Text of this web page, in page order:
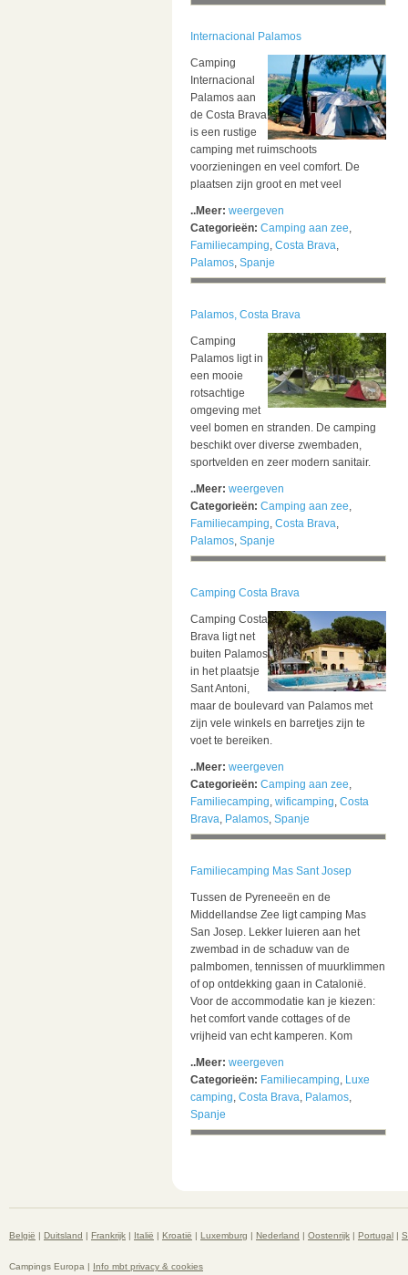
Internacional Palamos
Camping
Internacional
Palamos aan
de Costa Brava
is een rustige
camping met ruimschoots
voorzieningen en veel comfort. De
plaatsen zijn groot en met veel
..Meer: weergeven
Categorieën: Camping aan zee,
Familiecamping, Costa Brava,
Palamos, Spanje
Palamos, Costa Brava
Camping
Palamos ligt in
een mooie
rotsachtige
omgeving met
veel bomen en stranden. De camping
beschikt over diverse zwembaden,
sportvelden en zeer modern sanitair.
..Meer: weergeven
Categorieën: Camping aan zee,
Familiecamping, Costa Brava,
Palamos, Spanje
Camping Costa Brava
Camping Costa
Brava ligt net
buiten Palamos
in het plaatsje
Sant Antoni,
maar de boulevard van Palamos met
zijn vele winkels en barretjes zijn te
voet te bereiken.
..Meer: weergeven
Categorieën: Camping aan zee,
Familiecamping, wificamping, Costa
Brava, Palamos, Spanje
Familiecamping Mas Sant Josep
Tussen de Pyreneeën en de
Middellandse Zee ligt camping Mas
San Josep. Lekker luieren aan het
zwembad in de schaduw van de
palmbomen, tennissen of muurklimmen
of op ontdekking gaan in Catalonië.
Voor de accommodatie kan je kiezen:
het comfort vande cottages of de
vrijheid van echt kamperen. Kom
..Meer: weergeven
Categorieën: Familiecamping, Luxe
camping, Costa Brava, Palamos,
Spanje
België | Duitsland | Frankrijk | Italië | Kroatië | Luxemburg | Nederland | Oostenrijk | Portugal |
Campings Europa | Info mbt privacy & cookies